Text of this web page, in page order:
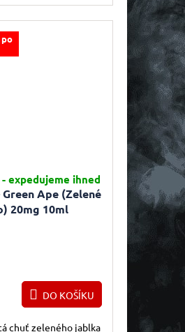
po
Ape (Zelené
20mg 10ml
expedujeme ihned
DO KOŠÍKU
chuť zeleného jablka